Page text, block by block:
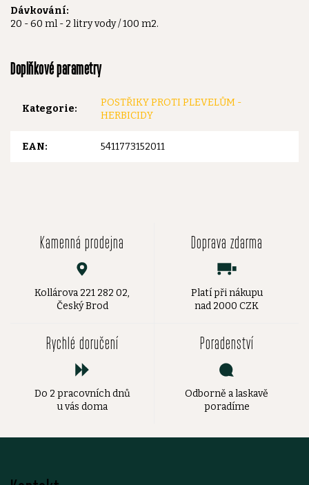
Dávkování:
20 - 60 ml - 2 litry vody / 100 m2.
Doplňkové parametry
Kategorie:
POSTŘIKY PROTI PLEVELŮM -
HERBICIDY
EAN: 5411773152011
Kamenná prodejna
Kollárova 221 282 02,
Český Brod
Doprava zdarma
Platí při nákupu
nad 2000 CZK
Rychlé doručení
Do 2 pracovních dnů
u vás doma
Poradenství
Odborně a laskavě
poradíme